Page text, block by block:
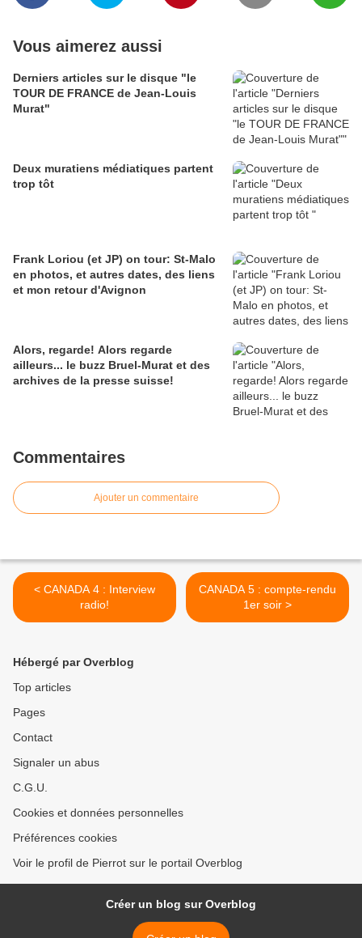
Vous aimerez aussi
Derniers articles sur le disque "le
TOUR DE FRANCE de Jean-Louis
Murat"
Deux muratiens médiatiques partent
trop tôt
Frank Loriou (et JP) on tour: St-Malo
en photos, et autres dates, des liens
et mon retour d'Avignon
Alors, regarde! Alors regarde
ailleurs... le buzz Bruel-Murat et des
archives de la presse suisse!
Commentaires
Ajouter un commentaire
< CANADA 4 : Interview
radio!
CANADA 5 : compte-rendu
1er soir >
Hébergé par Overblog
Top articles
Pages
Contact
Signaler un abus
C.G.U.
Cookies et données personnelles
Préférences cookies
Voir le profil de Pierrot sur le portail Overblog
Créer un blog sur Overblog